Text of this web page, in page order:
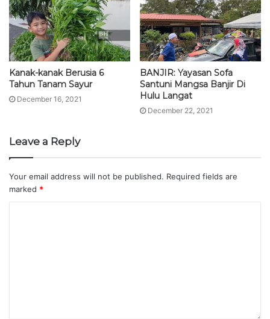
Kanak-kanak Berusia 6
Tahun Tanam Sayur
December 16, 2021
BANJIR: Yayasan Sofa
Santuni Mangsa Banjir Di
Hulu Langat
December 22, 2021
Leave a Reply
Your email address will not be published. Required fields are
marked *